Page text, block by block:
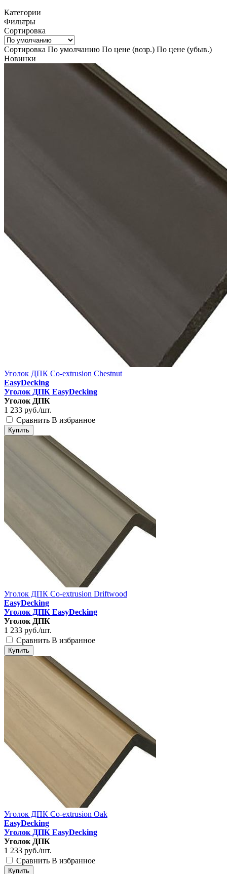
Категории
Фильтры
Сортировка
Сортировка По умолчанию По цене (возр.) По цене (убыв.)
Новинки
Уголок ДПК Co-extrusion Chestnut
EasyDecking
Уголок ДПК EasyDecking
Уголок ДПК
1 233 руб./шт.
Сравнить В избранное
Купить
Уголок ДПК Co-extrusion Driftwood
EasyDecking
Уголок ДПК EasyDecking
Уголок ДПК
1 233 руб./шт.
Сравнить В избранное
Купить
Уголок ДПК Co-extrusion Oak
EasyDecking
Уголок ДПК EasyDecking
Уголок ДПК
1 233 руб./шт.
Сравнить В избранное
Купить